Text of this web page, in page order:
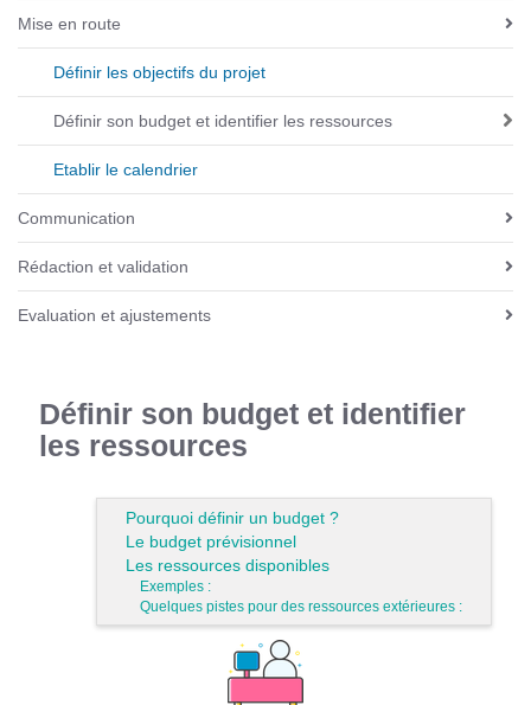
g
i
o
n
Mise en route
Définir les objectifs du projet
Définir son budget et identifier les ressources
Etablir le calendrier
Communication
Rédaction et validation
Evaluation et ajustements
Définir son budget et identifier
les ressources
Pourquoi définir un budget ?
Le budget prévisionnel
Les ressources disponibles
Exemples :
Quelques pistes pour des ressources extérieures :